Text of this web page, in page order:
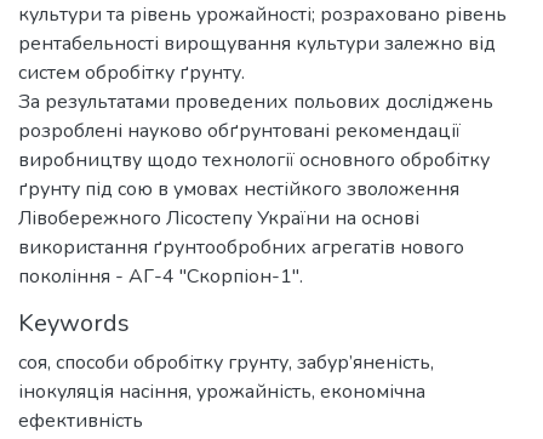
культури та рівень урожайності; розраховано рівень
рентабельності вирощування культури залежно від
систем обробітку ґрунту.
За результатами проведених польових досліджень
розроблені науково обґрунтовані рекомендації
виробництву щодо технології основного обробітку
ґрунту під сою в умовах нестійкого зволоження
Лівобережного Лісостепу України на основі
використання ґрунтообробних агрегатів нового
покоління - АГ-4 "Скорпіон-1".
Keywords
соя, способи обробітку грунту, забур’яненість,
інокуляція насіння, урожайність, економічна
ефективність